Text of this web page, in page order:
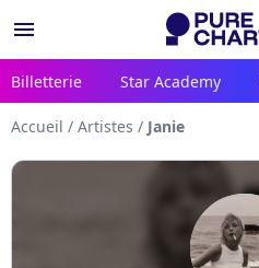
menu
Billetterie Star Academy
Accueil / Artistes / Janie